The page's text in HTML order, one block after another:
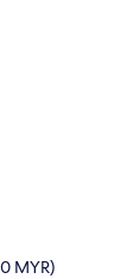
MYR)